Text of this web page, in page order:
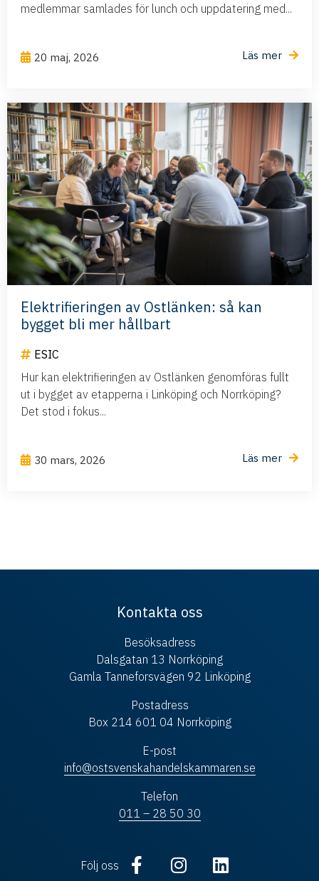
medlemmar samlades för lunch och uppdatering med...
20 maj, 2026 Läs mer
Elektrifieringen av Ostlänken: så kan
bygget bli mer hållbart
ESIC
Hur kan elektrifieringen av Ostlänken genomföras fullt
ut i bygget av etapperna i Linköping och Norrköping?
Det stod i fokus...
30 mars, 2026 Läs mer
Kontakta oss
Besöksadress
Dalsgatan 13 Norrköping
Gamla Tanneforsvägen 92 Linköping
Postadress
Box 214 601 04 Norrköping
E-post
info@ostsvenskahandelskammaren.se
Telefon
011 – 28 50 30
Följ oss